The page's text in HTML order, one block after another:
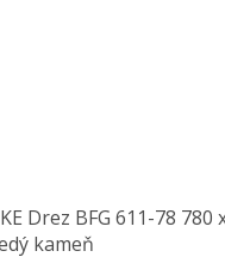
Drez BFG 611-78 780
kameň